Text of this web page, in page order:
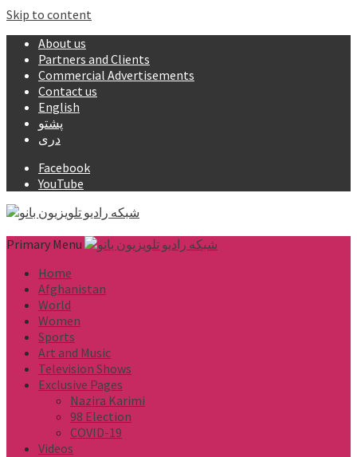
Skip to content
About us
Partners and Clients
Commercial Advertisements
Contact us
English
پشتو
دری
Facebook
YouTube
Primary Menu
Home
Afghanistan
World
Women
Sports
Art and Music
Television Shows
Exclusive Pages
Nazira Karimi
98 Election
COVID-19
Videos